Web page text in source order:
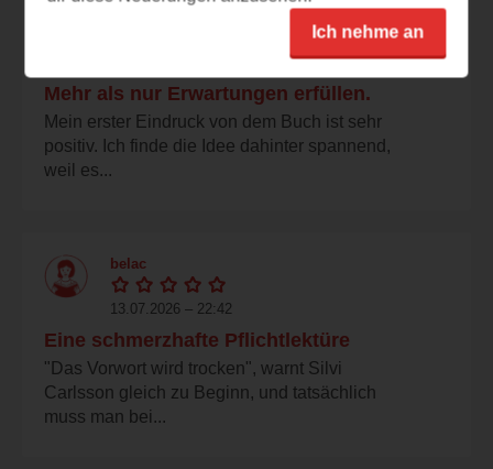
Mehr als nur Erwartungen erfüllen.
Mein erster Eindruck von dem Buch ist sehr
positiv. Ich finde die Idee dahinter spannend,
weil es...
belac
13.07.2026 – 22:42
Eine schmerzhafte Pflichtlektüre
"Das Vorwort wird trocken", warnt Silvi
Carlsson gleich zu Beginn, und tatsächlich
muss man bei...
Ich nehme an